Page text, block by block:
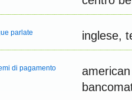
parlate inglese,
di pagamento